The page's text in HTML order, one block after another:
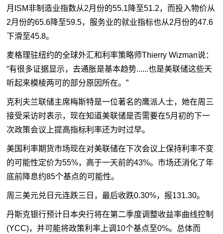
月ISM非制造业指数从2月份的55.1降至51.2，而投入物价从
2月份的65.6降至59.5，服务业的就业指标也从2月份的47.6
下滑至45.8。
麦格理驻纽约的全球外汇和利率策略师Thierry Wizman说：
“有很多证据显示，去通胀是基本趋势......也是美联储这些天
听起来模棱两可的部分原因所在。”
克利夫兰联储主席梅斯特是一位著名的鹰派人士，她在周三
接受采访时表示，现在知道美联储是否需要在5月初的下一
次政策会议上提高指标利率还为时过早。
美国利率期货市场现在对美联储在下次会议上保持利率不变
的可能性定价为55%，高于一天前的43%。市场还消化了年
底前降息约85个基点的可能性。
周三美元兑日元连跌三日，最后收跌0.30%，报131.30。
丹斯克银行预计日本央行将在第二季度调整收益率曲线控制
(YCC)，并可能将政策利率上调10个基点至0%。总体而